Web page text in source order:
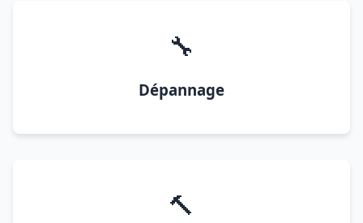
🔧
Dépannage
🔨